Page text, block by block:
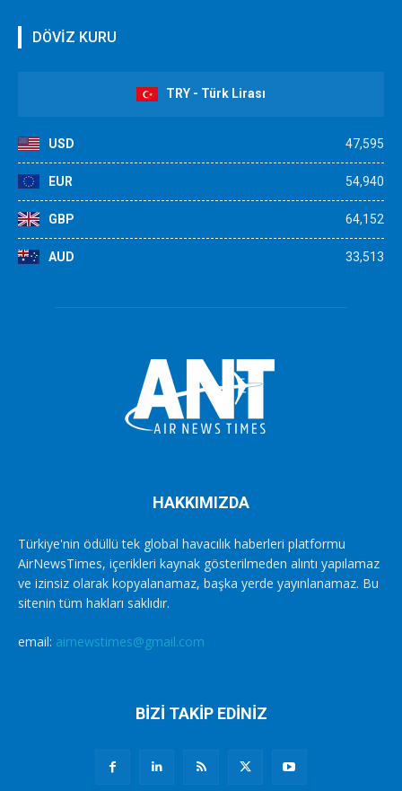
DÖVİZ KURU
TRY - Türk Lirası
USD 47,595
EUR 54,940
GBP 64,152
AUD 33,513
HAKKIMIZDA
Türkiye'nin ödüllü tek global havacılık haberleri platformu
AirNewsTimes, içerikleri kaynak gösterilmeden alıntı yapılamaz
ve izinsiz olarak kopyalanamaz, başka yerde yayınlanamaz. Bu
sitenin tüm hakları saklıdır.
email: airnewstimes@gmail.com
BİZİ TAKİP EDİNİZ